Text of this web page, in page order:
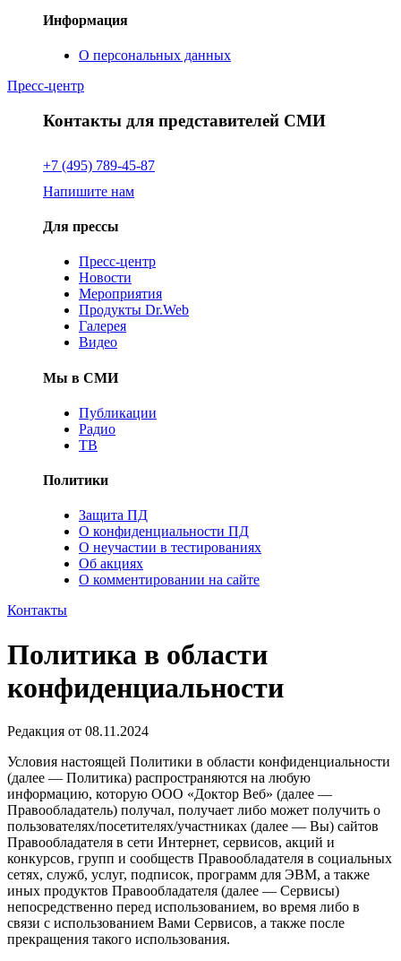
Информация
О персональных данных
Пресс-центр
Контакты для представителей СМИ
+7 (495) 789-45-87
Напишите нам
Для прессы
Пресс-центр
Новости
Мероприятия
Продукты Dr.Web
Галерея
Видео
Мы в СМИ
Публикации
Радио
ТВ
Политики
Защита ПД
О конфиденциальности ПД
О неучастии в тестированиях
Об акциях
О комментировании на сайте
Контакты
Политика в области
конфиденциальности
Редакция от 08.11.2024
Условия настоящей Политики в области конфиденциальности
(далее — Политика) распространяются на любую
информацию, которую ООО «Доктор Веб» (далее —
Правообладатель) получал, получает либо может получить о
пользователях/посетителях/участниках (далее — Вы) сайтов
Правообладателя в сети Интернет, сервисов, акций и
конкурсов, групп и сообществ Правообладателя в социальных
сетях, служб, услуг, подписок, программ для ЭВМ, а также
иных продуктов Правообладателя (далее — Сервисы)
непосредственно перед использованием, во время либо в
связи с использованием Вами Сервисов, а также после
прекращения такого использования.